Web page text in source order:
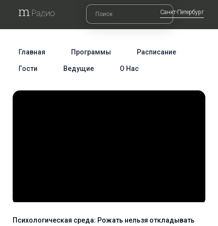
Санкт-Петербург
Главная Программы Расписание
Гости Ведущие О Нас
Психологическая среда: Рожать нельзя откладывать